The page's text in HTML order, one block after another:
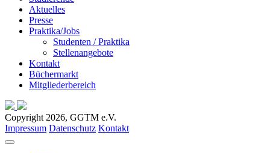
Aktuelles
Presse
Praktika/Jobs
Studenten / Praktika
Stellenangebote
Kontakt
Büchermarkt
Mitgliederbereich
Copyright 2026, GGTM e.V.
Impressum Datenschutz Kontakt